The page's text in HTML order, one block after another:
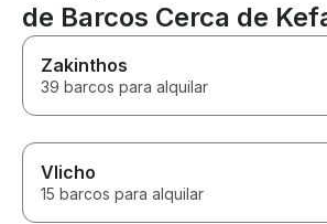
de Barcos Cerca de
Zakinthos
39 barcos para alquilar
Vlicho
15 barcos para alquilar